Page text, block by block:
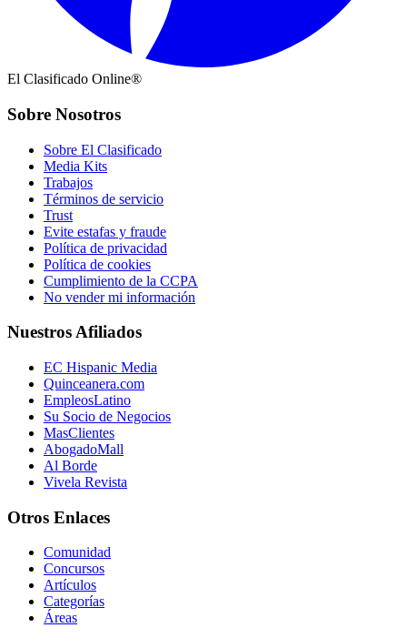
El Clasificado Online®
Sobre Nosotros
Sobre El Clasificado
Media Kits
Trabajos
Términos de servicio
Trust
Evite estafas y fraude
Política de privacidad
Política de cookies
Cumplimiento de la CCPA
No vender mi información
Nuestros Afiliados
EC Hispanic Media
Quinceanera.com
EmpleosLatino
Su Socio de Negocios
MasClientes
AbogadoMall
Al Borde
Vivela Revista
Otros Enlaces
Comunidad
Concursos
Artículos
Categorías
Áreas